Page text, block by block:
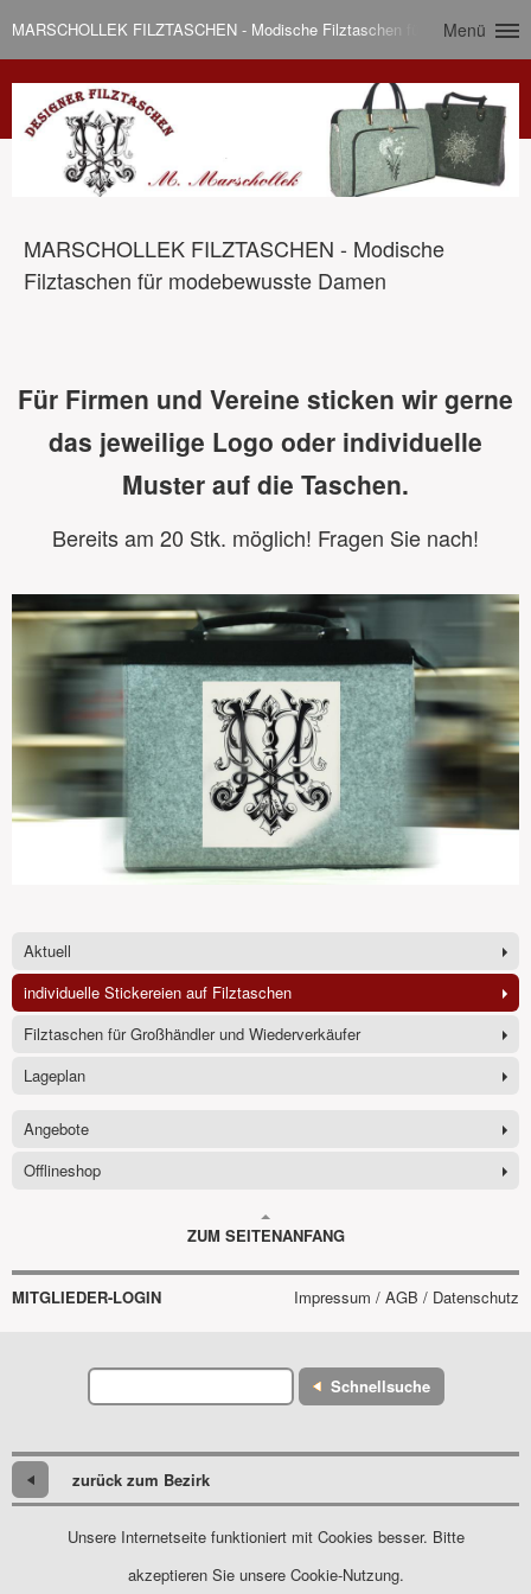
MARSCHOLLEK FILZTASCHEN - Modische Filztaschen für Menü
MARSCHOLLEK FILZTASCHEN - Modische
Filztaschen für modebewusste Damen
Für Firmen und Vereine sticken wir gerne
das jeweilige Logo oder individuelle
Muster auf die Taschen.
Bereits am 20 Stk. möglich! Fragen Sie nach!
Aktuell
individuelle Stickereien auf Filztaschen
Filztaschen für Großhändler und Wiederverkäufer
Lageplan
Angebote
Offlineshop
ZUM SEITENANFANG
MITGLIEDER-LOGIN Impressum / AGB / Datenschutz
Schnellsuche
zurück zum Bezirk
Unsere Internetseite funktioniert mit Cookies besser. Bitte
akzeptieren Sie unsere Cookie-Nutzung.